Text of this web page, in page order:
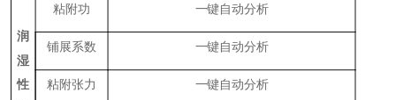
润
湿
性
粘附功 一键自动分析
铺展系数 一键自动分析
粘附张力 一键自动分析